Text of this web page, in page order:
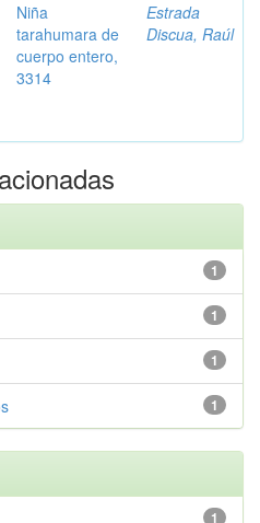
Niña
tarahumara de
cuerpo entero,
3314
Estrada
Discua, Raúl
1
1
1
1
1